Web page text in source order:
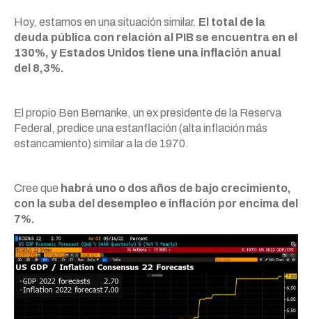
Hoy, estamos en una situación similar. El total de la
deuda pública con relación al PIB se encuentra en el
130%, y Estados Unidos tiene una inflación anual
del 8,3%.
El propio Ben Bernanke, un ex presidente de la Reserva
Federal, predice una estanflación (alta inflación más
estancamiento) similar a la de 1970.
Cree que habrá uno o dos años de bajo crecimiento,
con la suba del desempleo e inflación por encima del
7%.